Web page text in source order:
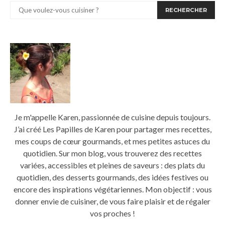
RECHERCHER
Je m'appelle Karen, passionnée de cuisine depuis toujours.
J’ai créé Les Papilles de Karen pour partager mes recettes,
mes coups de cœur gourmands, et mes petites astuces du
quotidien. Sur mon blog, vous trouverez des recettes
variées, accessibles et pleines de saveurs : des plats du
quotidien, des desserts gourmands, des idées festives ou
encore des inspirations végétariennes. Mon objectif : vous
donner envie de cuisiner, de vous faire plaisir et de régaler
vos proches !